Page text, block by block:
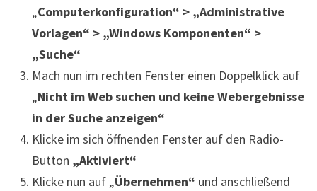
„Computerkonfiguration“ > „Administrative
Vorlagen“ > „Windows Komponenten“ >
„Suche“
Mach nun im rechten Fenster einen Doppelklick auf
„Nicht im Web suchen und keine Webergebnisse
in der Suche anzeigen“
Klicke im sich öffnenden Fenster auf den Radio-
Button „Aktiviert“
Klicke nun auf „Übernehmen“ und anschließend